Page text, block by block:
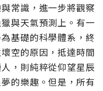
常識，進一步將觀察
與天氣預測上。有一
基礎的科學體系，終
空的原因，抵達時間
，則純粹從仰望星辰
的樂趣。但是，所有